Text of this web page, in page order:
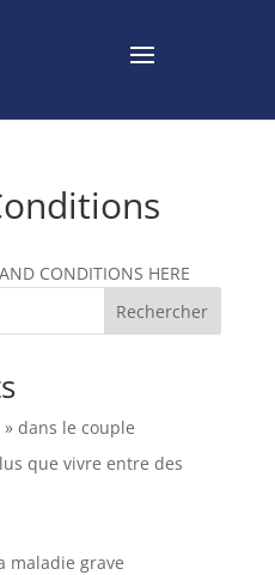
CONDITIONS HERE
Rechercher
dans le couple
que vivre entre des
maladie grave